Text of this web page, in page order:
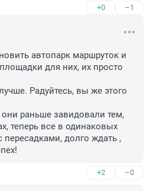
+0 –1
автопарк маршруток и
для них, их просто
Радуйтесь, вы же этого
раньше завидовали тем,
теперь все в одинаковых
пересадками, долго ждать ,
+2 –0